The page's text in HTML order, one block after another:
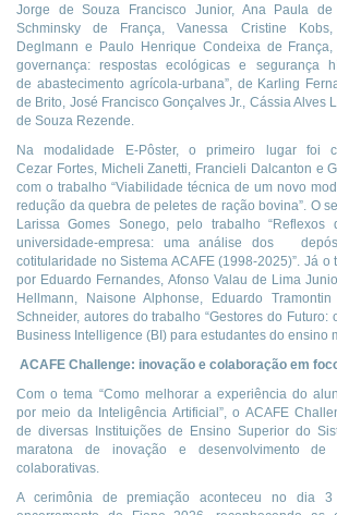
Jorge de Souza Francisco Junior, Ana Paula
Schminsky de França, Vanessa Cristine
Deglmann e Paulo Henrique Condeixa de
governança: respostas ecológicas e segurança
de abastecimento agrícola-urbana”, de Karling
de Brito, José Francisco Gonçalves Jr., Cássia Alves
de Souza Rezende.
Na modalidade E-Pôster, o primeiro lugar foi
Cezar Fortes, Micheli Zanetti, Francieli Dalcanton e
com o trabalho “Viabilidade técnica de um novo
redução da quebra de peletes de ração bovina”. O
Larissa Gomes Sonego, pelo trabalho “Reflexos
universidade-empresa: uma análise dos
cotitularidade no Sistema ACAFE (1998-2025)”. Já o
por Eduardo Fernandes, Afonso Valau de Lima
Hellmann, Naisone Alphonse, Eduardo
Schneider, autores do trabalho “Gestores do Futuro:
Business Intelligence (BI) para estudantes do ensino
ACAFE Challenge: inovação e colaboração em
Com o tema “Como melhorar a experiência do
por meio da Inteligência Artificial”, o ACAFE
de diversas Instituições de Ensino Superior do
maratona de inovação e desenvolvimento de
colaborativas.
A cerimônia de premiação aconteceu no dia